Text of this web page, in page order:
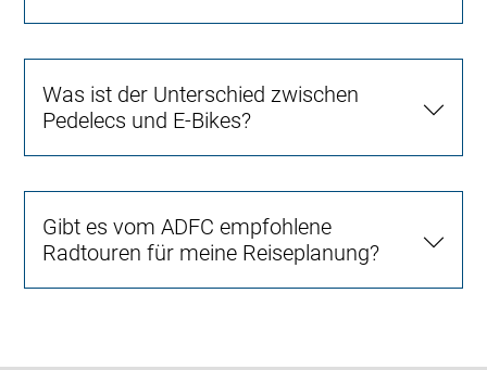
Was ist der Unterschied zwischen
Pedelecs und E-Bikes?
Gibt es vom ADFC empfohlene
Radtouren für meine Reiseplanung?